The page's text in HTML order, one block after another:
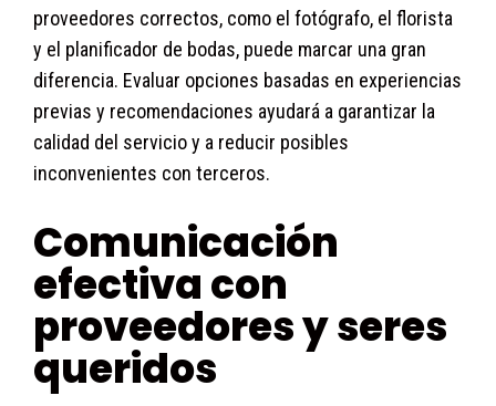
proveedores correctos, como el fotógrafo, el florista
y el planificador de bodas, puede marcar una gran
diferencia. Evaluar opciones basadas en experiencias
previas y recomendaciones ayudará a garantizar la
calidad del servicio y a reducir posibles
inconvenientes con terceros.
Comunicación
efectiva con
proveedores y seres
queridos